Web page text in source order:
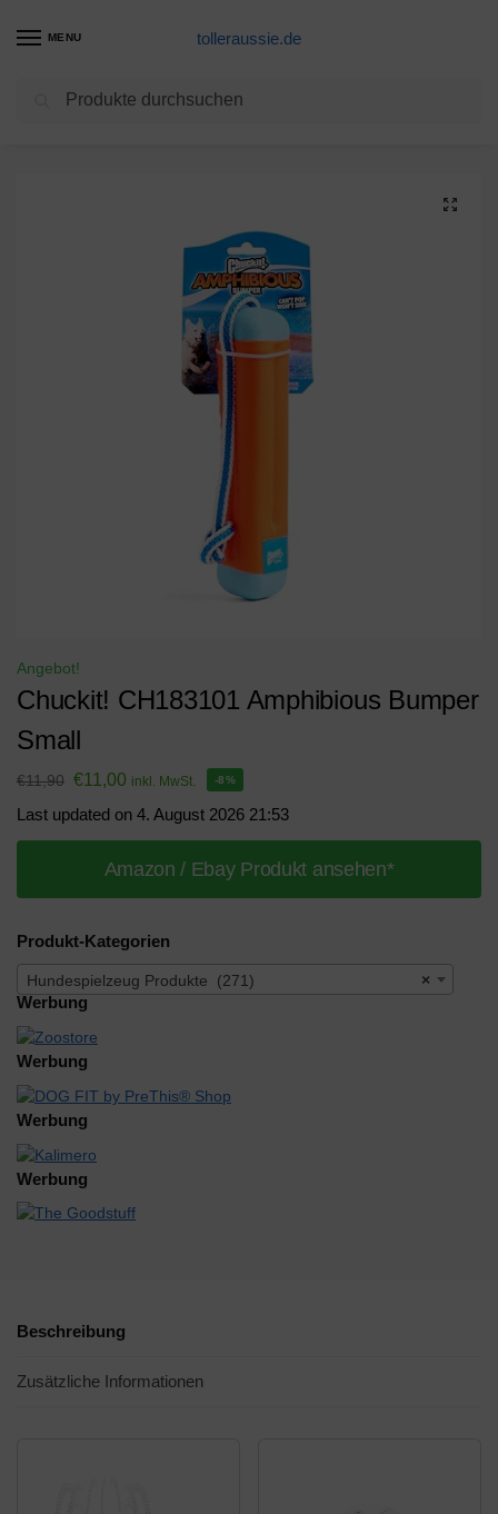
MENU tolleraussie.de
Hundespielzeug Produkte /
Angebot!
Chuckit! CH183101 Amphibious Bumper
Small
€11,90 €11,00 inkl. MwSt. -8%
Last updated on 4. August 2026 21:53
Amazon / Ebay Produkt ansehen*
Produkt-Kategorien
×
Hundespielzeug Produkte (271)
Werbung
Werbung
Werbung
Werbung
Beschreibung
Zusätzliche Informationen